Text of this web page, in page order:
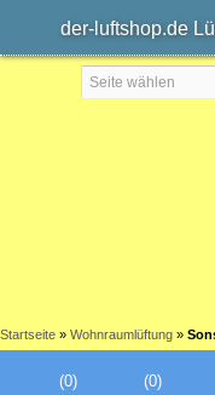
der-luftshop.de
Startseite » Wohnraumlüftung »
(0)
(0)